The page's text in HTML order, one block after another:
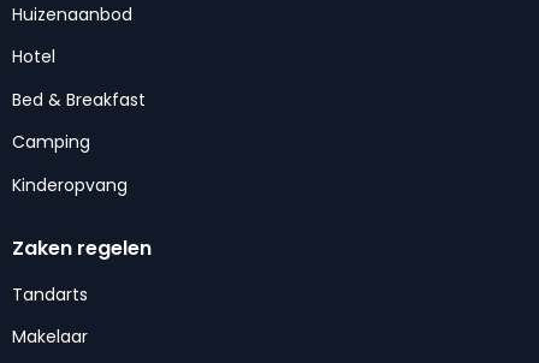
Huizenaanbod
Hotel
Bed & Breakfast
Camping
Kinderopvang
Zaken regelen
Tandarts
Makelaar